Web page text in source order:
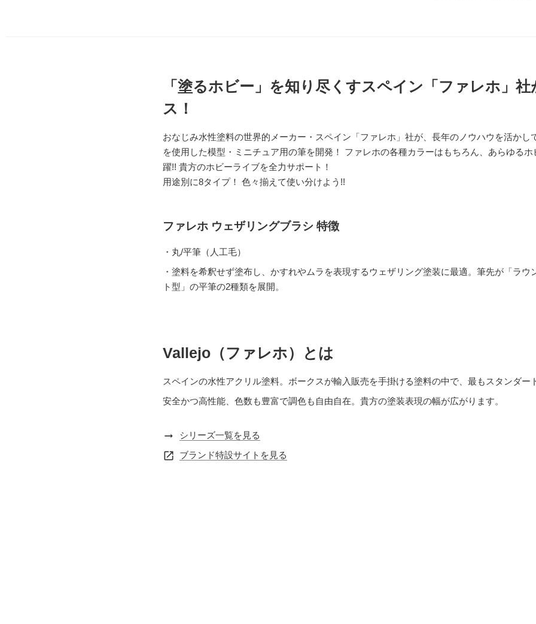
「塗るホビー」を知り尽くすスペイン「ファレホ」
ス！
おなじみ水性塗料の世界的メーカー・スペイン「ファレホ」社が、長年のノウハウを活かし
を使用した模型・ミニチュア用の筆を開発！ ファレホの各種カラーはもちろん、あらゆる
躍!! 貴方のホビーライブを全力サポート！
用途別に8タイプ！ 色々揃えて使い分けよう!!
ファレホ ウェザリングブラシ 特徴
・丸/平筆（人工毛）
・塗料を希釈せず塗布し、かすれやムラを表現するウェザリング塗装に最適。筆先が「ラウ
ト型」の平筆の2種類を展開。
Vallejo（ファレホ）とは
スペインの水性アクリル塗料。ボークスが輸入販売を手掛ける塗料の中で、最もスタンダー
安全かつ高性能、色数も豊富で調色も自由自在。貴方の塗装表現の幅が広がります。
arrow_right_alt シリーズ一覧を見る
open_in_new ブランド特設サイトを見る